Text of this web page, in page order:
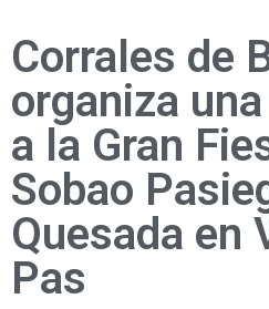
Corrales de
organiza
a la Gran
Sobao
Quesada en
Pas